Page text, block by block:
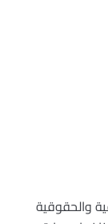
والحقوقية